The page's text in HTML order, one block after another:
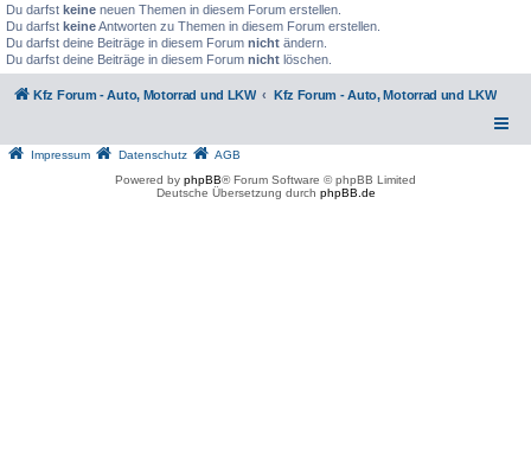
Du darfst keine neuen Themen in diesem Forum erstellen.
Du darfst keineAntworten zu Themen in diesem Forum erstellen.
Du darfst deine Beiträge in diesem Forum nicht ändern.
Du darfst deine Beiträge in diesem Forum nicht löschen.
Kfz Forum - Auto, Motorrad und LKW Kfz Forum - Auto, Motorrad und LKW
Impressum Datenschutz
AGB
Powered by phpBB® Forum Software © phpBB Limited
Deutsche Übersetzung durch phpBB.de